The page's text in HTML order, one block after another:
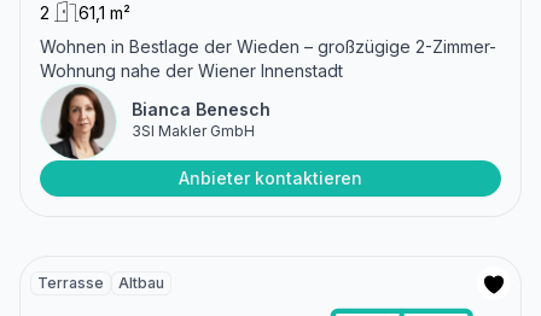
2
61,1 m²
Wohnen in Bestlage der Wieden – großzügige 2-Zimmer-
Wohnung nahe der Wiener Innenstadt
Bianca Benesch
3SI Makler GmbH
Anbieter kontaktieren
Terrasse Altbau